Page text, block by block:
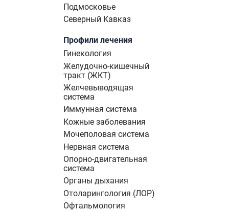
Подмосковье
Северный Кавказ
Профили лечения
Гинекология
Желудочно-кишечный
тракт (ЖКТ)
Желчевыводящая
система
Иммунная система
Кожные заболевания
Мочеполовая система
Нервная система
Опорно-двигательная
система
Органы дыхания
Отоларингология (ЛОР)
Офтальмология